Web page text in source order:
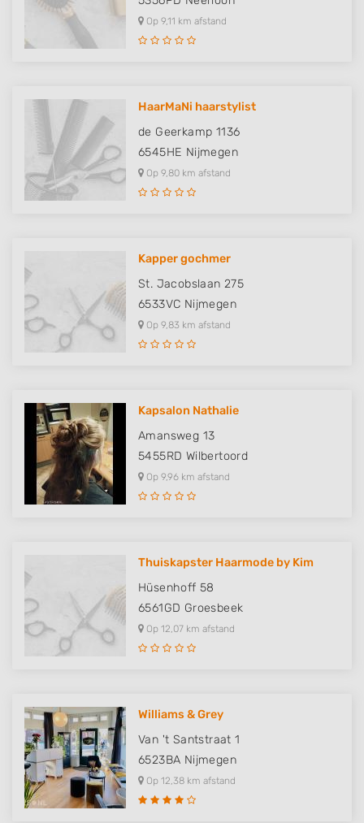
Op 9,11 km afstand
HaarMaNi haarstylist
de Geerkamp 1136
6545HE Nijmegen
Op 9,80 km afstand
Kapper gochmer
St. Jacobslaan 275
6533VC Nijmegen
Op 9,83 km afstand
Kapsalon Nathalie
Amansweg 13
5455RD Wilbertoord
Op 9,96 km afstand
Thuiskapster Haarmode by Kim
Hüsenhoff 58
6561GD Groesbeek
Op 12,07 km afstand
Williams & Grey
Van 't Santstraat 1
6523BA Nijmegen
Op 12,38 km afstand